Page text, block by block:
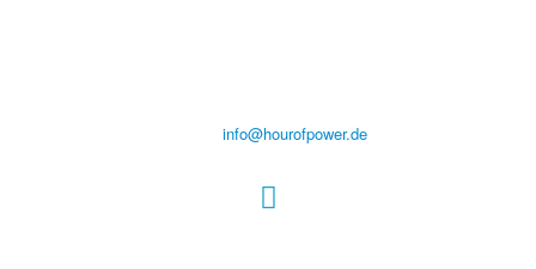
info@hourofpower.de